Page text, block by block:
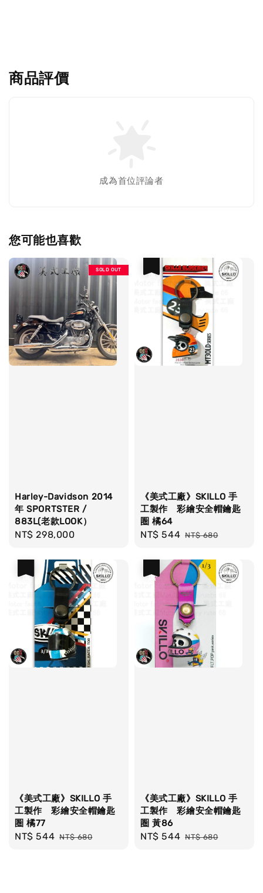
商品評價
成為首位評論者
您可能也喜歡
SOLD OUT
Harley-Davidson 2014
年 SPORTSTER /
883L(老款LOOK）
Regular
NT$ 298,000
《美式工廠》SKILLO 手
工製作 彩繪安全帽鑰匙
圏 橘64
Sale
NT$ 544 Regular
NT$ 680
《美式工廠》SKILLO 手
工製作 彩繪安全帽鑰匙
圏 橘77
Sale
NT$ 544 Regular
NT$ 680
《美式工廠》SKILLO 手
工製作 彩繪安全帽鑰匙
圏 黃86
Sale
NT$ 544 Regular
NT$ 680